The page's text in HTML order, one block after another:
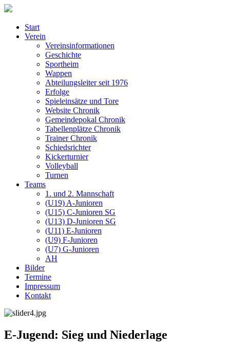
Start
Verein
Vereinsinformationen
Geschichte
Sportheim
Wappen
Abteilungsleiter seit 1976
Erfolge
Spieleinsätze und Tore
Website Chronik
Gemeindepokal Chronik
Tabellenplätze Chronik
Trainer Chronik
Schiedsrichter
Kickerturnier
Volleyball
Turnen
Teams
1. und 2. Mannschaft
(U19) A-Junioren
(U15) C-Junioren SG
(U13) D-Junioren SG
(U11) E-Junioren
(U9) F-Junioren
(U7) G-Junioren
AH
Bilder
Termine
Impressum
Kontakt
E-Jugend: Sieg und Niederlage